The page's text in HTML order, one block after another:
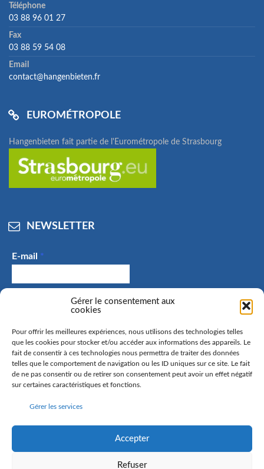
Gérer le consentement aux
cookies
Pour offrir les meilleures expériences, nous utilisons des technologies telles
que les cookies pour stocker et/ou accéder aux informations des appareils. Le
fait de consentir à ces technologies nous permettra de traiter des données
telles que le comportement de navigation ou les ID uniques sur ce site. Le fait
de ne pas consentir ou de retirer son consentement peut avoir un effet négatif
sur certaines caractéristiques et fonctions.
Gérer les services
Accepter
Refuser
Téléphone
03 88 96 01 27
Fax
03 88 59 54 08
Email
contact@hangenbieten.fr
EUROMÉTROPOLE
Hangenbieten fait partie de l'Eurométropole de Strasbourg
NEWSLETTER
E-mail *
J'accepte de recevoir des e-mails et confirme avoir
pris connaissance de la politique de confidentialité.
La commune de Hangenbieten collecte votre adresse mail
afin de vous envoyer notre lettre d’information. Vous
en savoir plus sur la gestion de vos données personnelles
et pour exercer vos droits, rendez-vous sur la page
politique de confidentialité